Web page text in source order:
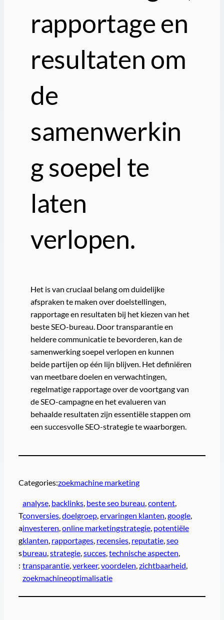
rapportage en
resultaten om
de
samenwerkin
g soepel te
laten
verlopen.
Het is van cruciaal belang om duidelijke
afspraken te maken over doelstellingen,
rapportage en resultaten bij het kiezen van het
beste SEO-bureau. Door transparantie en
heldere communicatie te bevorderen, kan de
samenwerking soepel verlopen en kunnen
beide partijen op één lijn blijven. Het definiëren
van meetbare doelen en verwachtingen,
regelmatige rapportage over de voortgang van
de SEO-campagne en het evalueren van
behaalde resultaten zijn essentiële stappen om
een succesvolle SEO-strategie te waarborgen.
Categories:zoekmachine marketing
T
a
g
s
:
analyse, backlinks, beste seo bureau, content,
conversies, doelgroep, ervaringen klanten, google,
investeren, online marketingstrategie, potentiële
klanten, rapportages, recensies, reputatie, seo
bureau, strategie, succes, technische aspecten,
transparantie, verkeer, voordelen, zichtbaarheid,
zoekmachineoptimalisatie